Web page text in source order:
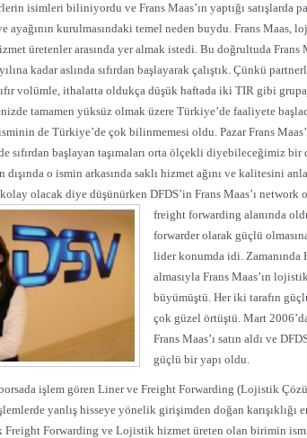
isimleri biliniyordu ve Frans Maas’ın yaptığı satışlarda
ayağının kurulmasındaki temel neden buydu. Frans
üretenler arasında yer almak istedi. Bu doğrultuda Frans
kadar aslında sıfırdan başlayarak çalıştık. Çünkü
volümle, ithalatta oldukça düşük haftada iki TIR gibi
tamamen yüksüz olmak üzere Türkiye’de faaliyete
isminin de Türkiye’de çok bilinmemesi oldu. Pazar Frans
sıfırdan başlayan taşımaları orta ölçekli diyebileceğimiz
dışında o ismin arkasında saklı hizmet ağını ve kalitesini
olacak diye düşünürken DFDS’in Frans Maas’ı network
freight forwarding alanında
forwarder olarak güçlü
lider konumda idi. Zamanında
almasıyla Frans Maas’ın
büyümüştü. Her iki tarafın
çok güzel örtüştü. Mart
Frans Maas’ı satın aldı ve
güçlü bir yapı oldu.
işlem gören Liner ve Freight Forwarding (Lojistik
yanlış hisseye yönelik girişimden doğan karışıklığı
Freight Forwarding ve Lojistik hizmet üreten olan birimin